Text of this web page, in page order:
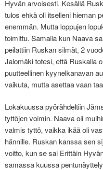
Hyvän arvoisesti. Kesällä
tulos ehkä oli itselleni hieman
enemmän. Mutta loppujen
toimittu. Samalla kun Naava
peilattiin Ruskan silmät, 2
Jalomäki totesi, että Ruskalla
puutteellinen kyynelkanavan
vaikuta, mutta asettaa vaan
Lokakuussa pyörähdeltiin
tyttöjen voimin. Naava oli
valmis tyttö, vaikka ikää oli
hännille. Ruskan kanssa sen
voitto, kun se sai Erittäin
samassa kuussa